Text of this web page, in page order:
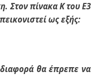
Στον πίνακα Κ του Ε3
ως εξής:
θα έπρεπε να